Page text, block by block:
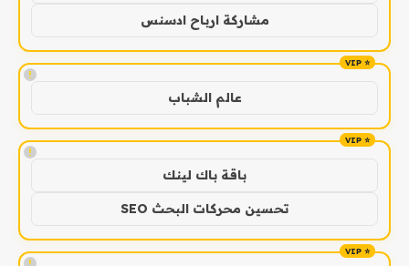
مشاركة ارباح ادسنس
!
عالم الشباب
!
باقة باك لينك
تحسين محركات البحث SEO
!